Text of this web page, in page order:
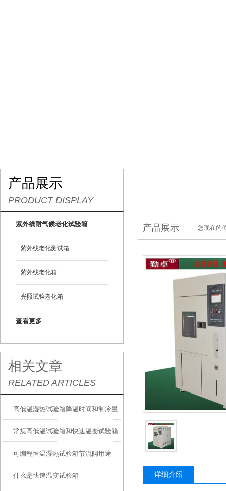
产品展示
PRODUCT DISPLAY
紫外线耐气候老化试验箱
紫外线老化测试箱
紫外线老化箱
光照试验老化箱
查看更多
相关文章
RELATED ARTICLES
高低温湿热试验箱降温时间和制冷量
的关系
常规高低温试验箱和快速温变试验箱
的区别
可编程恒温湿热试验箱节流阀用途
什么是快速温变试验箱
产品展示 您现在的
详细介绍